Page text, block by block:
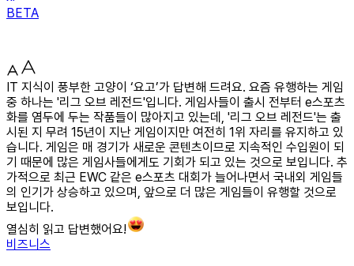
BETA
IT 지식이 풍부한 고양이 ‘요고’가 답변해 드려요. 요즘 유행하는 게임
중 하나는 '리그 오브 레전드'입니다. 게임사들이 출시 전부터 e스포츠
화를 염두에 두는 작품들이 많아지고 있는데, '리그 오브 레전드'는 출
시된 지 무려 15년이 지난 게임이지만 여전히 1위 자리를 유지하고 있
습니다. 게임은 매 경기가 새로운 콘텐츠이므로 지속적인 수입원이 되
기 때문에 많은 게임사들에게도 기회가 되고 있는 것으로 보입니다. 추
가적으로 최근 EWC 같은 e스포츠 대회가 늘어나면서 국내외 게임들
의 인기가 상승하고 있으며, 앞으로 더 많은 게임들이 유행할 것으로
보입니다.
열심히 읽고 답변했어요!
비즈니스